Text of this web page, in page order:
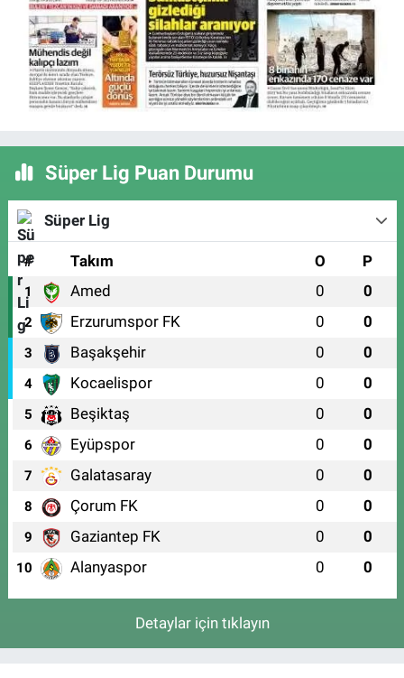
Süper Lig Puan Durumu
Süper Lig
# Takım O P
1 Amed 0 0
2 Erzurumspor FK 0 0
3 Başakşehir 0 0
4 Kocaelispor 0 0
5 Beşiktaş 0 0
6 Eyüpspor 0 0
7 Galatasaray 0 0
8 Çorum FK 0 0
9 Gaziantep FK 0 0
10 Alanyaspor 0 0
Detaylar için tıklayın